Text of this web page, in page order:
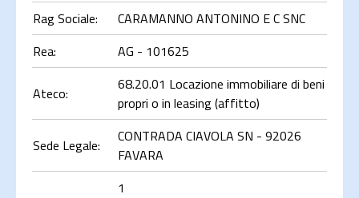
Rag Sociale:
CARAMANNO ANTONINO E C SNC
Rea:
AG - 101625
Ateco:
68.20.01 Locazione immobiliare di beni
propri o in leasing (affitto)
Sede Legale:
CONTRADA CIAVOLA SN - 92026
FAVARA
1